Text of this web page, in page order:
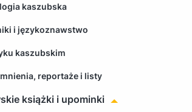
kaszubska
i językoznawstwo
kaszubskim
reportaże i listy
książki i upominki